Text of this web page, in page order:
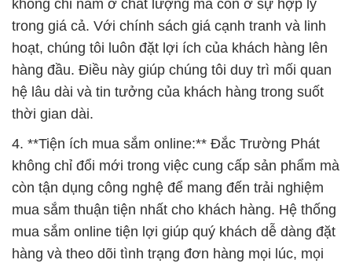
không chỉ nằm ở chất lượng mà còn ở sự hợp lý
trong giá cả. Với chính sách giá cạnh tranh và linh
hoạt, chúng tôi luôn đặt lợi ích của khách hàng lên
hàng đầu. Điều này giúp chúng tôi duy trì mối quan
hệ lâu dài và tin tưởng của khách hàng trong suốt
thời gian dài.
4. **Tiện ích mua sắm online:** Đắc Trường Phát
không chỉ đổi mới trong việc cung cấp sản phẩm mà
còn tận dụng công nghệ để mang đến trải nghiệm
mua sắm thuận tiện nhất cho khách hàng. Hệ thống
mua sắm online tiện lợi giúp quý khách dễ dàng đặt
hàng và theo dõi tình trạng đơn hàng mọi lúc, mọi